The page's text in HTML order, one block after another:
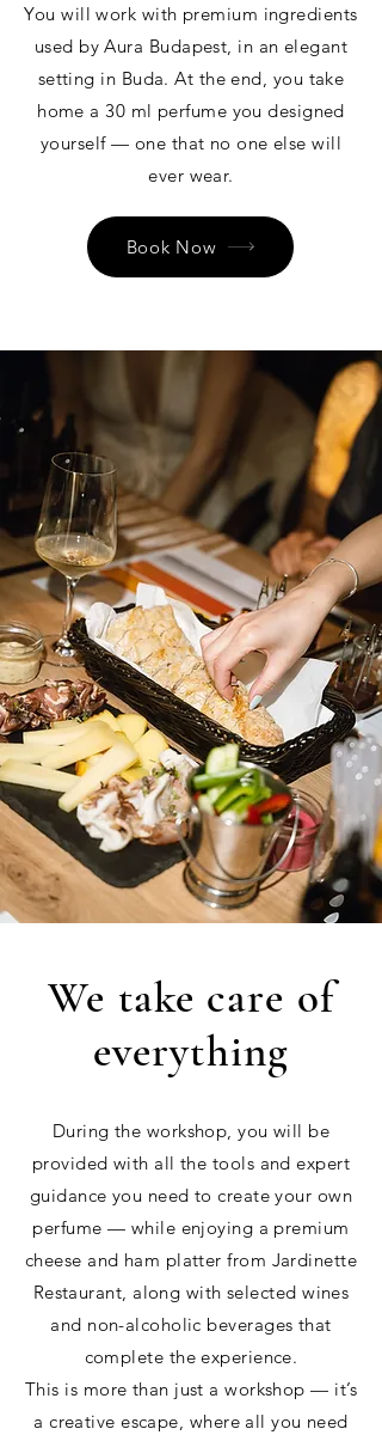
You will work with premium ingredients
used by Aura Budapest, in an elegant
setting in Buda. At the end, you take
home a 30 ml perfume you designed
yourself — one that no one else will
ever wear.
Book Now
We take care of
everything
During the workshop, you will be
provided with all the tools and expert
guidance you need to create your own
perfume — while enjoying a premium
cheese and ham platter from Jardinette
Restaurant, along with selected wines
and non-alcoholic beverages that
complete the experience.
This is more than just a workshop — it’s
a creative escape, where all you need